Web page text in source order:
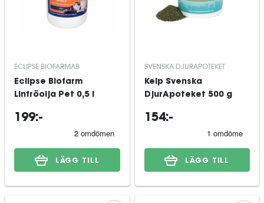
ECLIPSE BIOFARMAB
Eclipse Biofarm
Linfröolja Pet 0,5 l
199:-
LÄGG TILL
SVENSKA DJURAPOTEKET
Kelp Svenska
DjurApoteket 500 g
154:-
LÄGG TILL